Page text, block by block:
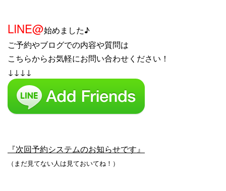
LINE@始めました♪
ご予約やブログでの内容や質問は
こちらからお気軽にお問い合わせください！
↓↓↓↓
『次回予約システムのお知らせです』
（まだ見てない人は見ておいてね！）